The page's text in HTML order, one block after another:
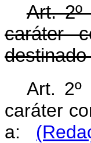
Art.
caráter
destinado
Art.
caráter
a: